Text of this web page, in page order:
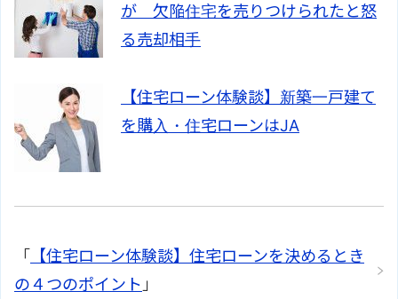
が 欠陥住宅を売りつけられたと怒
る売却相手
【住宅ローン体験談】新築一戸建て
を購入・住宅ローンはJA
「
【住宅ローン体験談】住宅ローンを決めるとき
の４つのポイント 」